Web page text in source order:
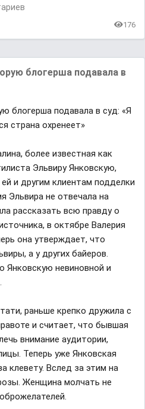
176
блогерша подавала в
блогерша подавала в суд: «Я
страна охренеет»
более известная как
Эльвиру Янковскую,
и другим клиентам подделки
Эльвира не отвечала на
рассказать всю правду о
в октябре Валерия
она утверждает, что
а у других байеров.
Янковскую невиновной и
раньше крепко дружила с
и считает, что бывшая
внимание аудитории,
Теперь уже Янковская
клевету. Вслед за этим на
Женщина молчать не